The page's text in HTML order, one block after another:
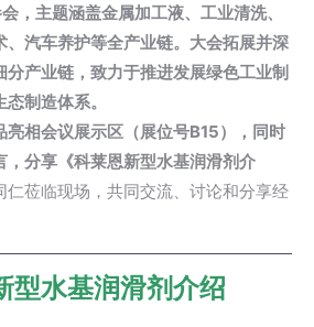
，主题涵盖金属加工液、工业清洗、
、汽车养护等全产业链。大会拓展并深
分产业链，致力于推进发展绿色工业制
制造体系。
亮相会议展示区（展位号B15），同时
，分享《科莱恩新型水基润滑剂介
仁莅临现场，共同交流、讨论和分享经
型水基润滑剂介绍